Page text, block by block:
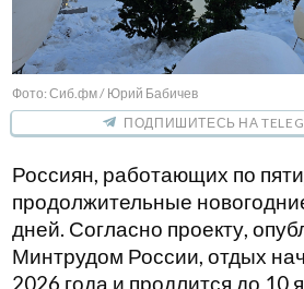
Фото: Сиб.фм / Юрий Бабичев
ПОДПИШИТЕСЬ НА
Россиян, работающих по
продолжительные
дней. Согласно проекту,
Минтрудом России, отдых
2026 года и продлится до 10